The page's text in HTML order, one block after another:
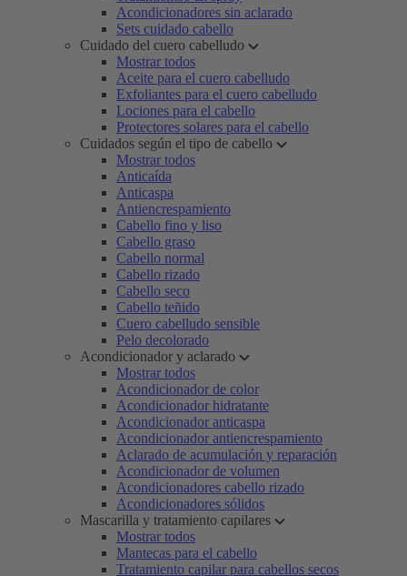
Acondicionadores sin aclarado
Sets cuidado cabello
Cuidado del cuero cabelludo
Mostrar todos
Aceite para el cuero cabelludo
Exfoliantes para el cuero cabelludo
Lociones para el cabello
Protectores solares para el cabello
Cuidados según el tipo de cabello
Mostrar todos
Anticaída
Anticaspa
Antiencrespamiento
Cabello fino y liso
Cabello graso
Cabello normal
Cabello rizado
Cabello seco
Cabello teñido
Cuero cabelludo sensible
Pelo decolorado
Acondicionador y aclarado
Mostrar todos
Acondicionador de color
Acondicionador hidratante
Acondicionador anticaspa
Acondicionador antiencrespamiento
Aclarado de acumulación y reparación
Acondicionador de volumen
Acondicionadores cabello rizado
Acondicionadores sólidos
Mascarilla y tratamiento capilares
Mostrar todos
Mantecas para el cabello
Tratamiento capilar para cabellos secos